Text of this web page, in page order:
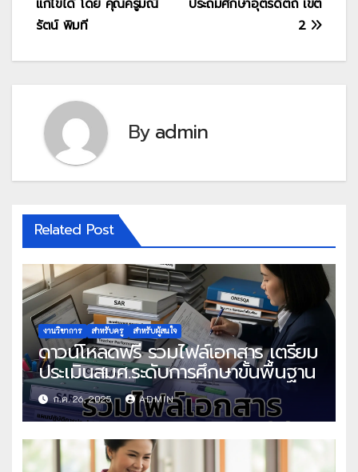
2
รัตน์ พิมที
Byadmin
Related Post
งานวิชาการ สำหรับครู สำหรับผู้สนใจ
ดาวน์โหลดฟรี รวมไฟล์เอกสาร เตรียม
ประเมินสมศ.ระดับการศึกษาขั้นพื้นฐาน
ก.ค. 26, 2025 ADMIN